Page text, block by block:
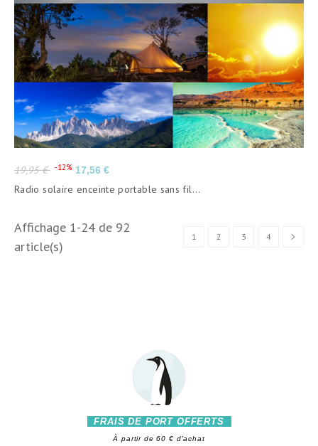
Prix
de
base
19,95 € -12% Prix
17,56 €
Radio solaire enceinte portable sans fil...
Affichage 1-24 de 92
article(s)
1 2 3 4
FRAIS DE PORT OFFERTS
À partir de 60 € d'achat